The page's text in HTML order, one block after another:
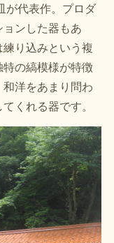
が代表作。プロダ
ンした器もあ
り込みという複
の縞模様が特徴
洋をあまり問わ
くれる器です。